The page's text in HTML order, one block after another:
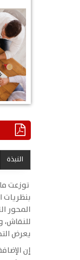
النبذة
توزعت
بنظريات
المحور
يعرض
إن